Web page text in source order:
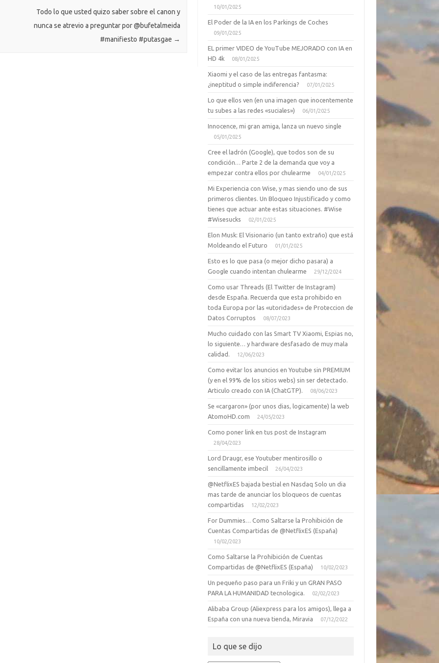
ik
i
Todo lo que usted quizo saber sobre el canon y
nunca se atrevio a preguntar por @bufetalmeida
#manifiesto #putasgae →
10/01/2025
El Poder de la IA en los Parkings de Coches
09/01/2025
EL primer VIDEO de YouTube MEJORADO con IA en
HD 4k
08/01/2025
Xiaomi y el caso de las entregas fantasma:
¿ineptitud o simple indiferencia?
07/01/2025
Lo que ellos ven (en una imagen que inocentemente
tu subes a las redes «suciales»)
06/01/2025
Innocence, mi gran amiga, lanza un nuevo single
05/01/2025
Cree el ladrón (Google), que todos son de su
condición… Parte 2 de la demanda que voy a
empezar contra ellos por chulearme
04/01/2025
Mi Experiencia con Wise, y mas siendo uno de sus
primeros clientes. Un Bloqueo Injustificado y como
tienes que actuar ante estas situaciones. #Wise
#Wisesucks
02/01/2025
Elon Musk: El Visionario (un tanto extraño) que está
Moldeando el Futuro
01/01/2025
Esto es lo que pasa (o mejor dicho pasara) a
Google cuando intentan chulearme
29/12/2024
Como usar Threads (El Twitter de Instagram)
desde España. Recuerda que esta prohibido en
toda Europa por las «utoridades» de Proteccion de
Datos Corruptos
08/07/2023
Mucho cuidado con las Smart TV Xiaomi, Espias no,
lo siguiente… y hardware desfasado de muy mala
calidad.
12/06/2023
Como evitar los anuncios en Youtube sin PREMIUM
(y en el 99% de los sitios webs) sin ser detectado.
Articulo creado con IA (ChatGTP).
08/06/2023
Se «cargaron» (por unos dias, logicamente) la web
AtomoHD.com
24/05/2023
Como poner link en tus post de Instagram
28/04/2023
Lord Draugr, ese Youtuber mentirosillo o
sencillamente imbecil
26/04/2023
@NetflixES bajada bestial en Nasdaq Solo un dia
mas tarde de anunciar los bloqueos de cuentas
compartidas
12/02/2023
For Dummies… Como Saltarse la Prohibición de
Cuentas Compartidas de @NetflixES (España)
10/02/2023
Como Saltarse la Prohibición de Cuentas
Compartidas de @NetflixES (España)
10/02/2023
Un pequeño paso para un Friki y un GRAN PASO
PARA LA HUMANIDAD tecnologica.
02/02/2023
Alibaba Group (Aliexpress para los amigos), llega a
España con una nueva tienda, Miravia
07/12/2022
Lo que se dijo